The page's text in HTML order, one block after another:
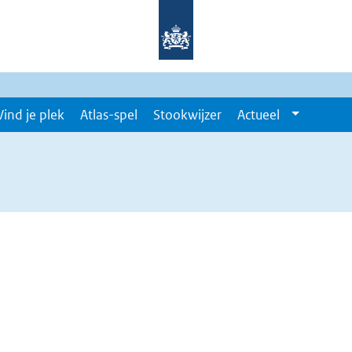
je plek Atlas-spel Stookwijzer Actueel